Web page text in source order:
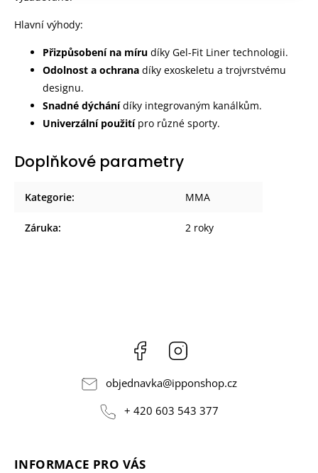
Hlavní výhody:
Přizpůsobení na míru díky Gel-Fit Liner technologii.
Odolnost a ochrana díky exoskeletu a trojvrstvému
designu.
Snadné dýchánídíky integrovaným kanálkům.
Univerzální použitípro různé sporty.
Doplňkové parametry
Kategorie: MMA
Záruka: 2 roky
Facebook
objednavka@ipponshop.cz
+ 420 603 543 377
INFORMACE PRO VÁS